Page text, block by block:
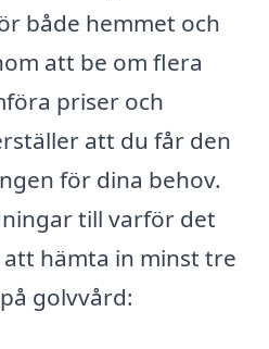
både hemmet och
att be om flera
priser och
att du får den
för dina behov.
till varför det
hämta in minst tre
golvvård: